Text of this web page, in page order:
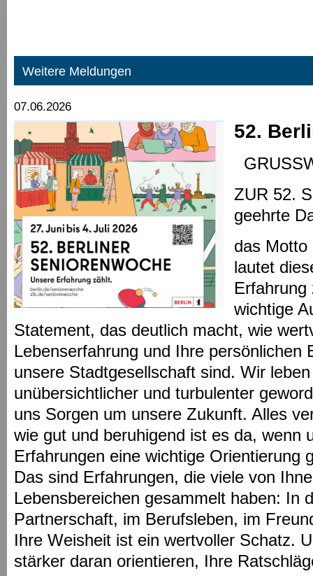
Weitere Meldungen
07.06.2026
52.
ZUR 52.
geehrte
das Motto
lautet
Erfahrung
wichtige
Statement, das deutlich macht, wie
Lebenserfahrung und Ihre persönlichen
unsere Stadtgesellschaft sind. Wir
unübersichtlicher und turbulenter
uns Sorgen um unsere Zukunft. Alles
wie gut und beruhigend ist es da, wenn
Erfahrungen eine wichtige Orientierung
Das sind Erfahrungen, die viele von
Lebensbereichen gesammelt haben: In
Partnerschaft, im Berufsleben, im
Ihre Weisheit ist ein wertvoller Schatz.
stärker daran orientieren, Ihre